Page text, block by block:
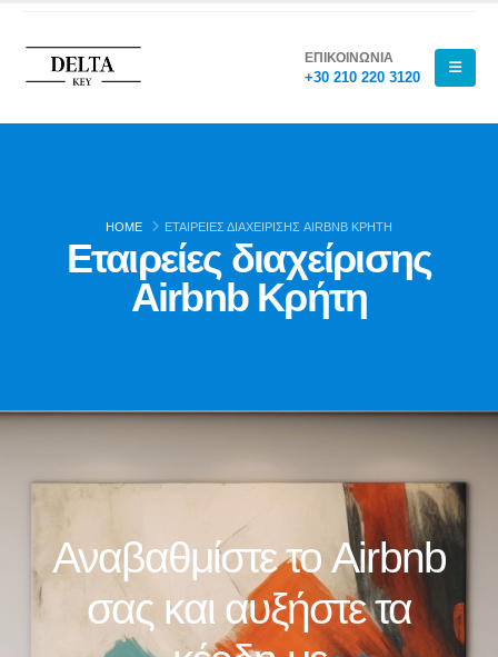
ΕΠΙΚΟΙΝΩΝΙΑ
+30 210 220 3120
HOME ΕΤΑΙΡΕΊΕΣ ΔΙΑΧΕΊΡΙΣΗΣ AIRBNB ΚΡΉΤΗ
Εταιρείες διαχείρισης
Airbnb Κρήτη
Αναβαθμίστε το Airbnb
σας και αυξήστε τα